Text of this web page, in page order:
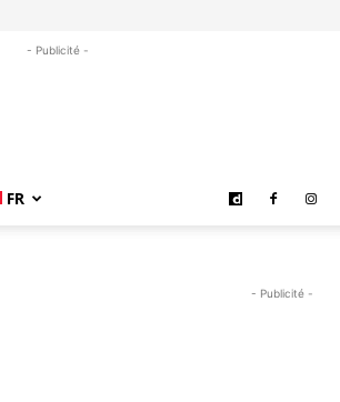
- Publicité -
FR
- Publicité -